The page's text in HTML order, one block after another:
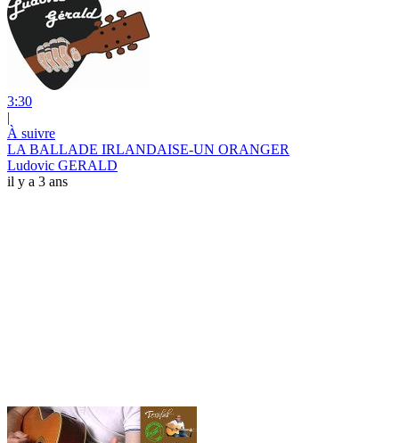
3:30
|
À suivre
LA BALLADE IRLANDAISE-UN ORANGER
Ludovic GERALD
il y a 3 ans